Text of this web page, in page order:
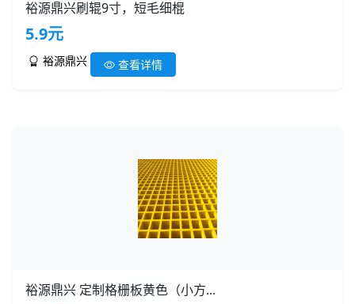
裕源鼎兴刷辊9寸，短毛细棍
5.9元
裕源鼎兴 查看详情
裕源鼎兴 定制格栅板黄色（小方...